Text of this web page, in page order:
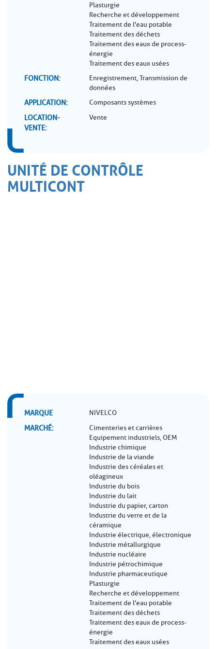
Plasturgie
Recherche et développement
Traitement de l'eau potable
Traitement des déchets
Traitement des eaux de process-
énergie
Traitement des eaux usées
FONCTION
Enregistrement, Transmission de
données
APPLICATION Composants systèmes
LOCATION-
VENTE
Vente
UNITÉ DE CONTRÔLE
MULTICONT
MARQUE NIVELCO
MARCHÉ
Cimenteries et carrières
Equipement industriels, OEM
Industrie chimique
Industrie de la viande
Industrie des céréales et
oléagineux
Industrie du bois
Industrie du lait
Industrie du papier, carton
Industrie du verre et de la
céramique
Industrie électrique, électronique
Industrie métallurgique
Industrie nucléaire
Industrie pétrochimique
Industrie pharmaceutique
Plasturgie
Recherche et développement
Traitement de l'eau potable
Traitement des déchets
Traitement des eaux de process-
énergie
Traitement des eaux usées